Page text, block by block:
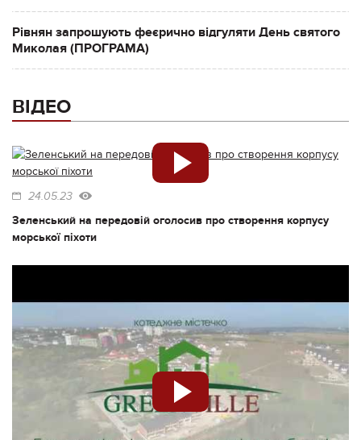
Рівнян запрошують феєрично відгуляти День святого
Миколая (ПРОГРАМА)
ВІДЕО
24.05.23
Зеленський на передовій оголосив про створення корпусу
морської піхоти